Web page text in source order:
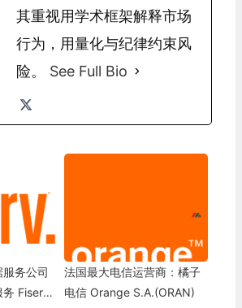
其重视用学术框架解释市场
行为，用量化与纪律约束风
险。 See Full Bio
务公司
务 Fiserv,
法国最大电信运营商：橘子
电信 Orange S.A.(ORAN)